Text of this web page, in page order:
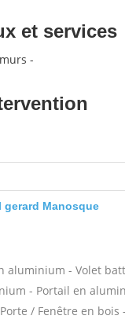
et services
-
gerard Manosque
aluminium - Volet
- Portail en
/ Fenêtre en bois